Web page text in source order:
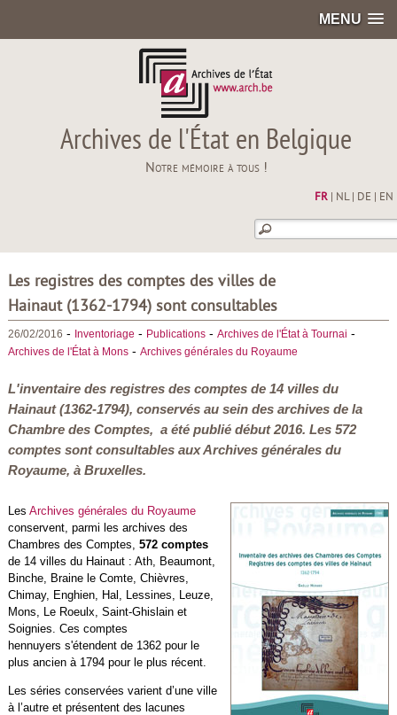
MENU
Archives de l'État en Belgique
Notre mémoire à tous !
FR| NL| DE EN
Les registres des comptes des villes de
Hainaut (1362-1794) sont consultables
26/02/2016 - Inventoriage - Publications- Archives de l'État à Tournai -
Archives de l'État à Mons- Archives générales du Royaume
L'inventaire des registres des comptes de 14 villes du
Hainaut (1362-1794), conservés au sein des archives de la
Chambre des Comptes, a été publié début 2016. Les 572
comptes sont consultables aux Archives générales du
Royaume, à Bruxelles.
Les Archives générales du Royaume
conservent, parmi les archives des
Chambres des Comptes, 572 comptes
de 14 villes du Hainaut : Ath, Beaumont,
Binche, Braine le Comte, Chièvres,
Chimay, Enghien, Hal, Lessines, Leuze,
Mons, Le Roeulx, Saint-Ghislain et
Soignies. Ces comptes
hennuyers s'étendent de 1362 pour le
plus ancien à 1794 pour le plus récent.
Les séries conservées varient d’une ville
à l’autre et présentent des lacunes